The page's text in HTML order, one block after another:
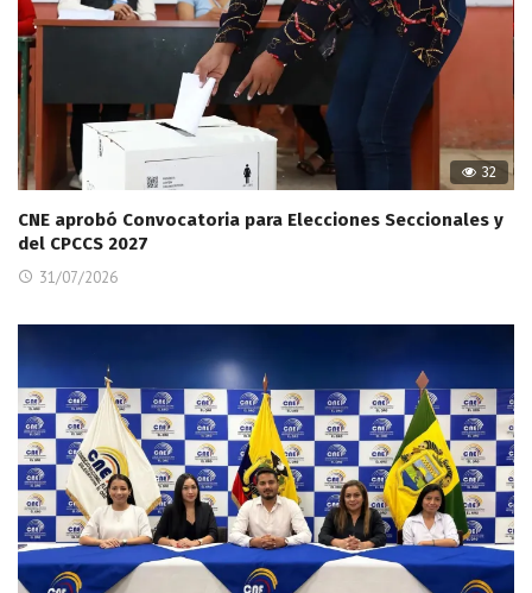
32
CNE aprobó Convocatoria para Elecciones Seccionales y
del CPCCS 2027
31/07/2026